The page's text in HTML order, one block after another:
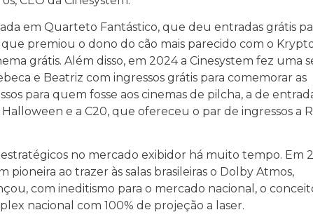
em Quarteto Fantástico, que deu entradas grátis
premiou o dono do cão mais parecido com o
grátis. Além disso, em 2024 a Cinesystem fez uma
e Beatriz com ingressos grátis para comemorar as
para quem fosse aos cinemas de pilcha, a de
e a C20, que ofereceu o par de ingressos a
no mercado exibidor há muito tempo. Em
ao trazer às salas brasileiras o Dolby Atmos,
com ineditismo para o mercado nacional, o
nacional com 100% de projeção a laser.